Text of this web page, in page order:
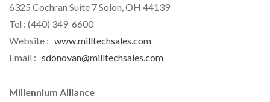
6325 Cochran Suite 7 Solon, OH 44139
Tel : (440) 349-6600
Website : www.milltechsales.com
Email : sdonovan@milltechsales.com
Millennium Alliance